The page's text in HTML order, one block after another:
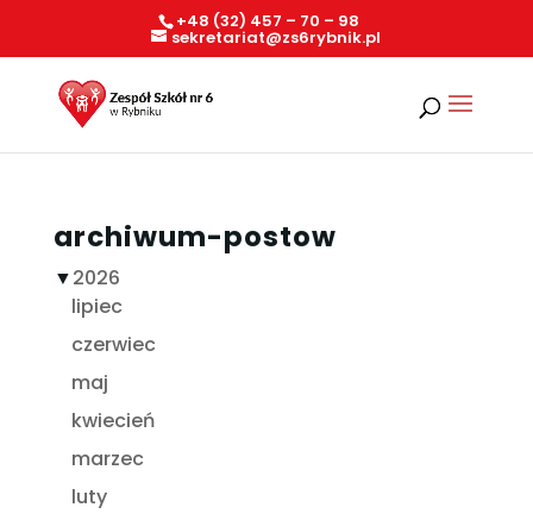
+48 (32) 457 – 70 – 98
sekretariat@zs6rybnik.pl
archiwum-postow
▼2026
lipiec
czerwiec
maj
kwiecień
marzec
luty